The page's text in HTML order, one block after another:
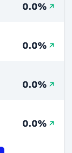
0.0%
0.0%
0.0%
0.0%